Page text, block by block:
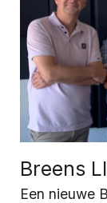
Breens
Een nieuwe